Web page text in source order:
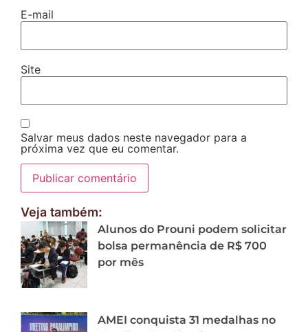
E-mail
Site
Salvar meus dados neste navegador para a
próxima vez que eu comentar.
Veja também:
Alunos do Prouni podem solicitar
bolsa permanência de R$ 700
por mês
AMEI conquista 31 medalhas no